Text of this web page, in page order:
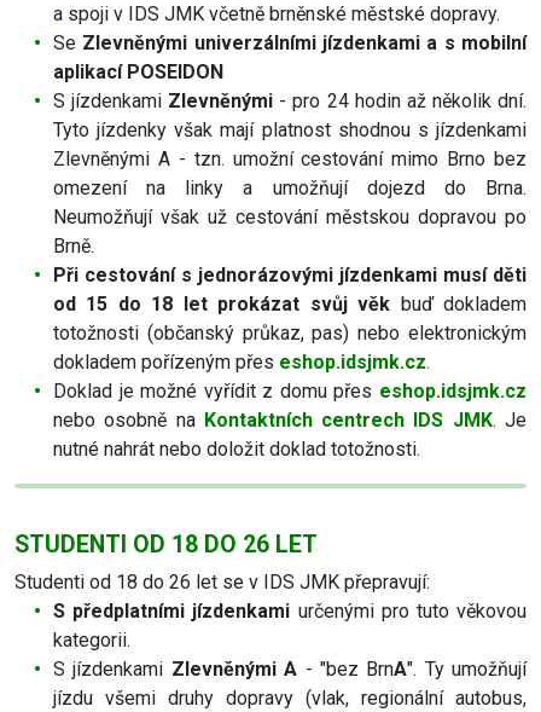
a spoji v IDS JMK včetně brněnské městské dopravy.
Se Zlevněnými univerzálními jízdenkami a s mobilní
aplikací POSEIDON
S jízdenkami Zlevněnými - pro 24 hodin až několik dní.
Tyto jízdenky však mají platnost shodnou s jízdenkami
Zlevněnými A - tzn. umožní cestování mimo Brno bez
omezení na linky a umožňují dojezd do Brna.
Neumožňují však už cestování městskou dopravou po
Brně.
Při cestování s jednorázovými jízdenkami musí děti
od 15 do 18 let prokázat svůj věk buď dokladem
totožnosti (občanský průkaz, pas) nebo elektronickým
dokladem pořízeným přes eshop.idsjmk.cz.
Doklad je možné vyřídit z domu přes eshop.idsjmk.cz
nebo osobně na Kontaktních centrech IDS JMK. Je
nutné nahrát nebo doložit doklad totožnosti.
STUDENTI OD 18 DO 26 LET
Studenti od 18 do 26 let se v IDS JMK přepravují:
S předplatními jízdenkami určenými pro tuto věkovou
kategorii.
S jízdenkami Zlevněnými A - "bez BrnA". Ty umožňují
jízdu všemi druhy dopravy (vlak, regionální autobus,